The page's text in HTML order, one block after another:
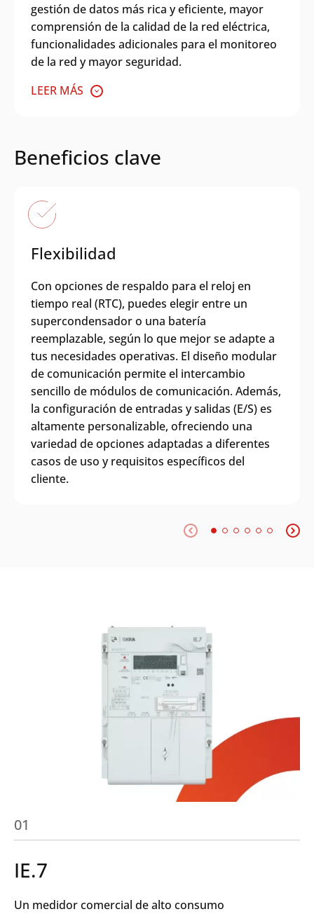
gestión de datos más rica y eficiente, mayor
comprensión de la calidad de la red eléctrica,
funcionalidades adicionales para el monitoreo
de la red y mayor seguridad.
LEER MÁS
Beneficios clave
Flexibilidad
Con opciones de respaldo para el reloj en
tiempo real (RTC), puedes elegir entre un
supercondensador o una batería
reemplazable, según lo que mejor se adapte a
tus necesidades operativas. El diseño modular
de comunicación permite el intercambio
sencillo de módulos de comunicación. Además,
la configuración de entradas y salidas (E/S) es
altamente personalizable, ofreciendo una
variedad de opciones adaptadas a diferentes
casos de uso y requisitos específicos del
cliente.
01
IE.7
Un medidor comercial de alto consumo